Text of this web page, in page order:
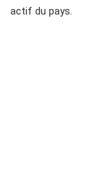
actif du pays.